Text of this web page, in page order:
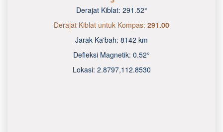
Derajat Kiblat: 291.52°
Derajat Kiblat untuk Kompas: 291.00
Jarak Ka'bah: 8142 km
Defleksi Magnetik: 0.52°
Lokasi: 2.8797,112.8530